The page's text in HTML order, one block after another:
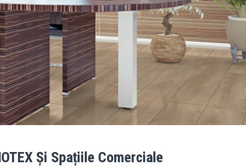
Și Spațiile Comerciale